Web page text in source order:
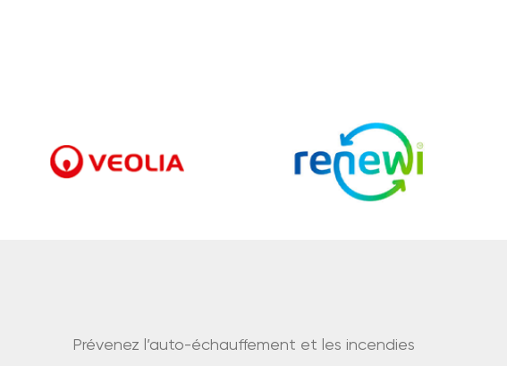
Prévenez l’auto-échauffement et les incendies